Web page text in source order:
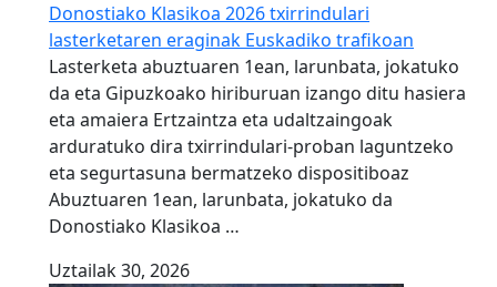
Donostiako Klasikoa 2026 txirrindulari
lasterketaren eraginak Euskadiko trafikoan
Lasterketa abuztuaren 1ean, larunbata, jokatuko
da eta Gipuzkoako hiriburuan izango ditu hasiera
eta amaiera Ertzaintza eta udaltzaingoak
arduratuko dira txirrindulari-proban laguntzeko
eta segurtasuna bermatzeko dispositiboaz
Abuztuaren 1ean, larunbata, jokatuko da
Donostiako Klasikoa …
Uztailak 30, 2026